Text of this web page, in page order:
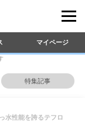
マイページ
特集記事
水性能を誇るテフロ